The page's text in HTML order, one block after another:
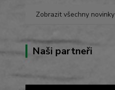
Zobrazit všechny novinky
Naši partneři